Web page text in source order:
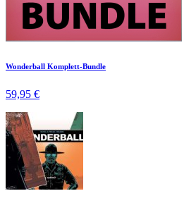
Wonderball Komplett-Bundle
59,95 €